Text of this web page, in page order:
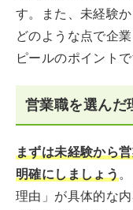
す。また、未経験
どのような点で企
ピールのポイントで
営業職を選んだ
まずは未経験から
明確にしましょう
理由」が具体的な